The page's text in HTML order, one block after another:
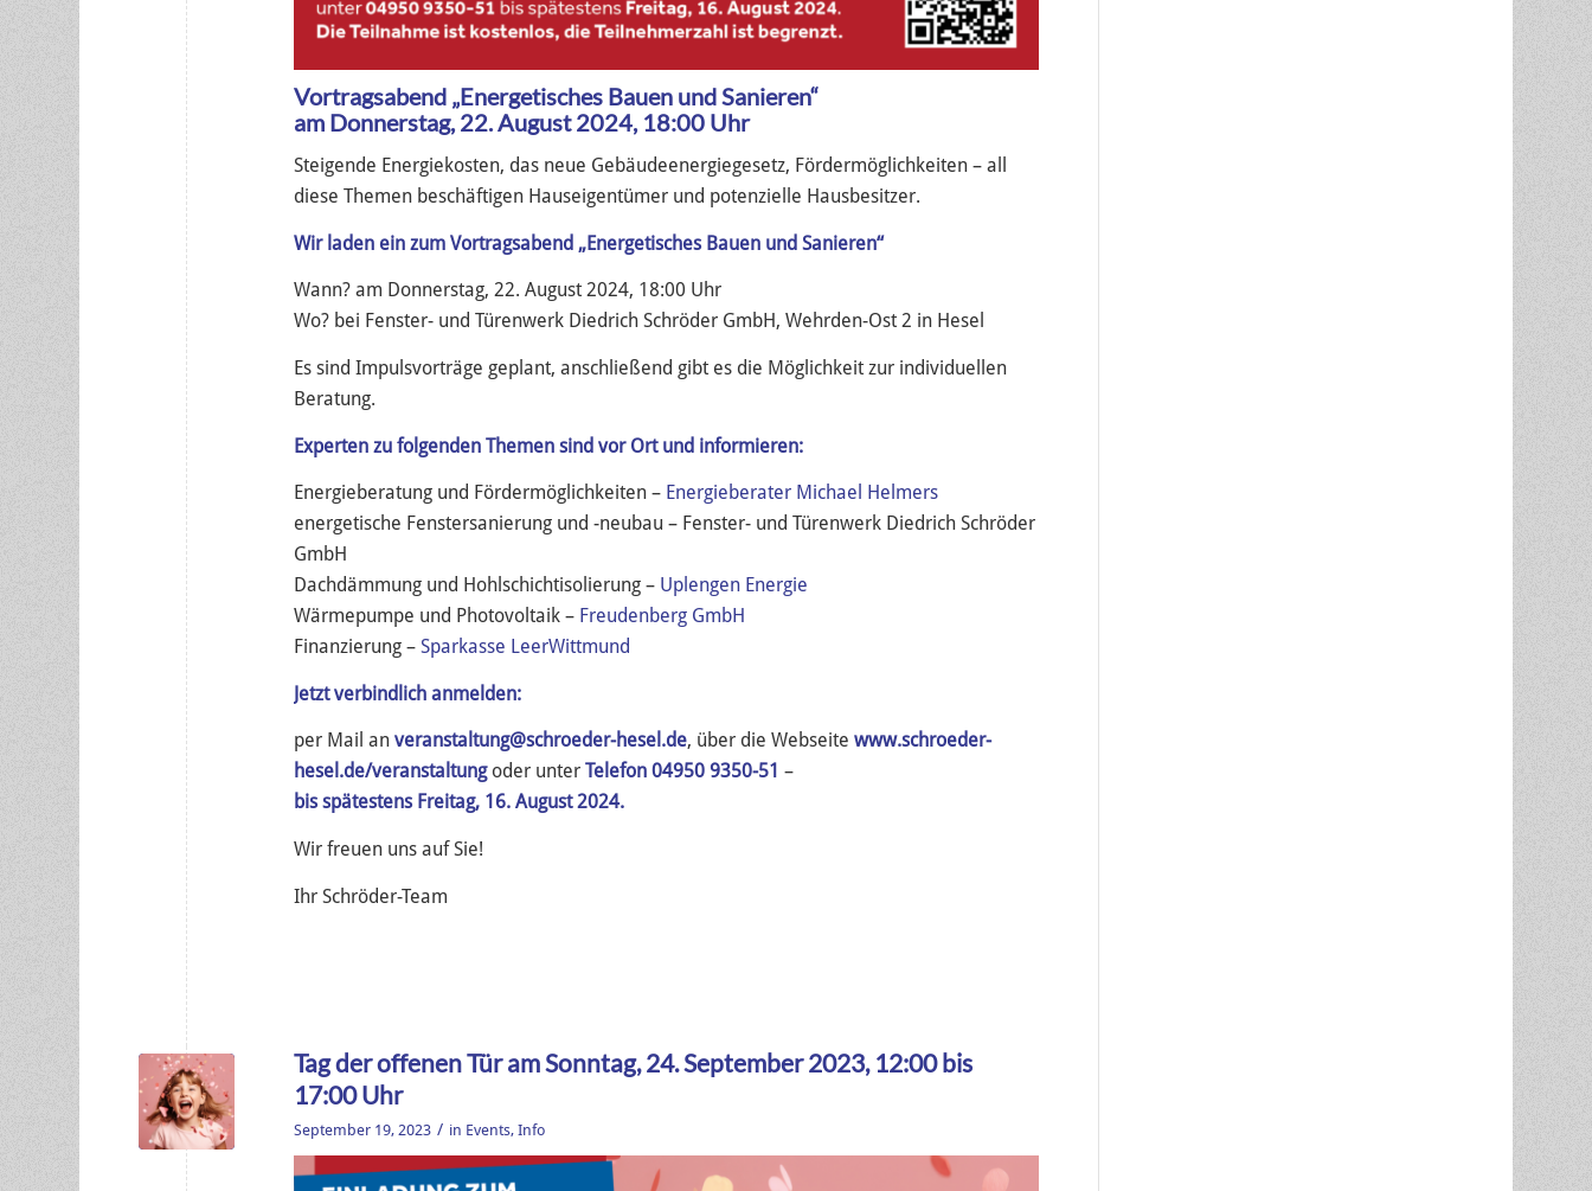
Vortragsabend „Energetisches Bauen und Sanieren“
am Donnerstag, 22. August 2024, 18:00 Uhr
Steigende Energiekosten, das neue Gebäudeenergiegesetz, Fördermöglichkeiten – all
diese Themen beschäftigen Hauseigentümer und potenzielle Hausbesitzer.
Wir laden ein zum Vortragsabend „Energetisches Bauen und Sanieren“
Wann? am Donnerstag, 22. August 2024, 18:00 Uhr
Wo? bei Fenster- und Türenwerk Diedrich Schröder GmbH, Wehrden-Ost 2 in Hesel
Es sind Impulsvorträge geplant, anschließend gibt es die Möglichkeit zur individuellen
Beratung.
Experten zu folgenden Themen sind vor Ort und informieren:
Energieberatung und Fördermöglichkeiten – Energieberater Michael Helmers
energetische Fenstersanierung und -neubau – Fenster- und Türenwerk Diedrich Schröder
GmbH
Dachdämmung und Hohlschichtisolierung – Uplengen Energie
Wärmepumpe und Photovoltaik – Freudenberg GmbH
Finanzierung –Sparkasse LeerWittmund
Jetzt verbindlich anmelden:
per Mail anveranstaltung@schroeder-hesel.de, über die Webseitewww.schroeder-
hesel.de/veranstaltungoder unterTelefon 04950 9350-51 –
bis spätestens Freitag, 16. August 2024.
Wir freuen uns auf Sie!
Ihr Schröder-Team
Tag der offenen Tür am Sonntag, 24. September 2023, 12:00 bis
17:00 Uhr
September 19, 2023 / in Events,Info